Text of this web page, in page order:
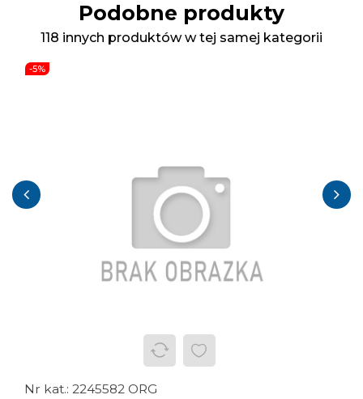
Podobne produkty
118 innych produktów w tej samej kategorii
-5%
2245582 ORG